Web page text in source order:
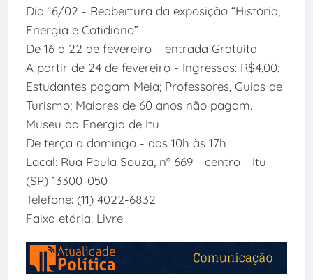
Dia 16/02 - Reabertura da exposição “História,
Energia e Cotidiano”
De 16 a 22 de fevereiro – entrada Gratuita
A partir de 24 de fevereiro - Ingressos: R$4,00;
Estudantes pagam Meia; Professores, Guias de
Turismo; Maiores de 60 anos não pagam.
Museu da Energia de Itu
De terça a domingo - das 10h às 17h
Local: Rua Paula Souza, nº 669 - centro - Itu
(SP) 13300-050
Telefone: (11) 4022-6832
Faixa etária: Livre